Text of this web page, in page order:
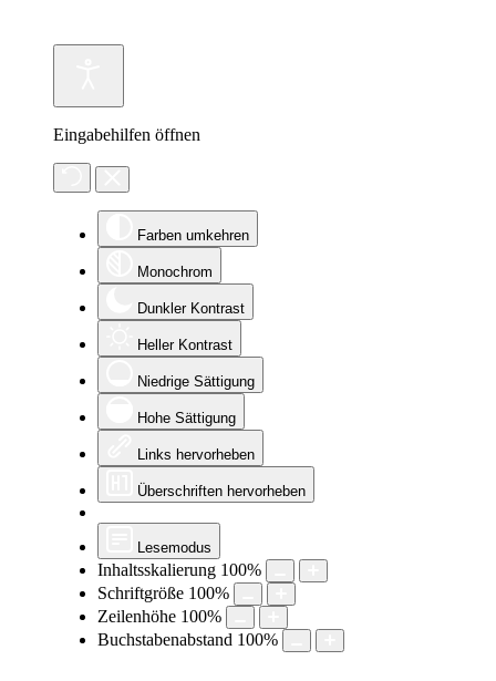
Eingabehilfen öffnen
Farben umkehren
Monochrom
Dunkler Kontrast
Heller Kontrast
Niedrige Sättigung
Hohe Sättigung
Links hervorheben
Überschriften hervorheben
Lesemodus
Inhaltsskalierung 100%
Schriftgröße 100%
Zeilenhöhe 100%
Buchstabenabstand 100%